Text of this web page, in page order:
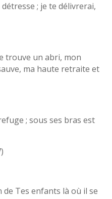
; je te délivrerai,
trouve un abri, mon
ma haute retraite et
; sous ses bras est
Tes enfants là où il se